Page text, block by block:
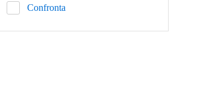
Confronta